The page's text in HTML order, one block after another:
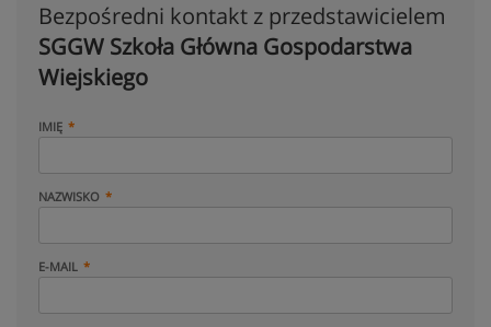
Bezpośredni kontakt z przedstawicielem
SGGW Szkoła Główna Gospodarstwa
Wiejskiego
IMIĘ
NAZWISKO
E-MAIL